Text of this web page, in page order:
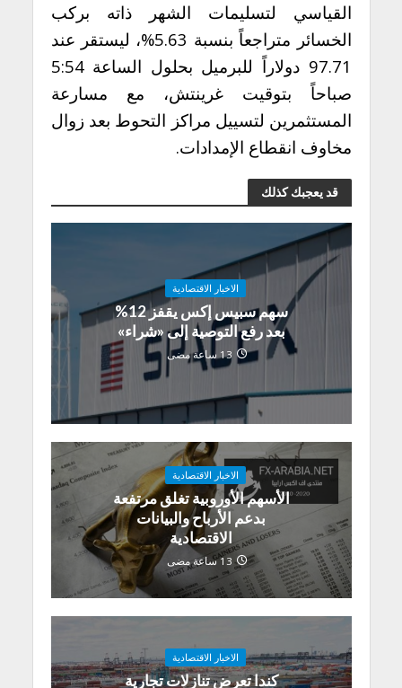
القياسي لتسليمات الشهر ذاته بركب
الخسائر متراجعاً بنسبة 5.63%، ليستقر عند
97.71 دولاراً للبرميل بحلول الساعة 5:54
صباحاً بتوقيت غرينتش، مع مسارعة
المستثمرين لتسييل مراكز التحوط بعد زوال
مخاوف انقطاع الإمدادات.
قد يعجبك كذلك
الاخبار الاقتصادية
سهم سبيس إكس يقفز 12%
بعد رفع التوصية إلى «شراء»
13 ساعة مضى
الاخبار الاقتصادية
الأسهم الأوروبية تغلق مرتفعة
بدعم الأرباح والبيانات
الاقتصادية
13 ساعة مضى
الاخبار الاقتصادية
كندا تعرض تنازلات تجارية